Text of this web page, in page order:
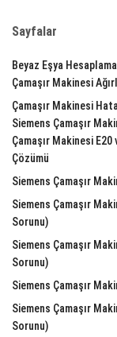
Sayfalar
Beyaz Eşya
Çamaşır Makinesi
Çamaşır Makinesi
Siemens Çamaşır
Çamaşır Makinesi
Çözümü
Siemens Çamaşır
Siemens Çamaşır
Sorunu)
Siemens Çamaşır
Sorunu)
Siemens Çamaşır
Siemens Çamaşır
Sorunu)